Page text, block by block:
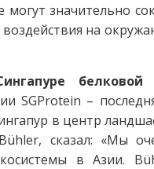
значительно
на
SGProtein –
в центр
сказал: «Мы
в Азии.